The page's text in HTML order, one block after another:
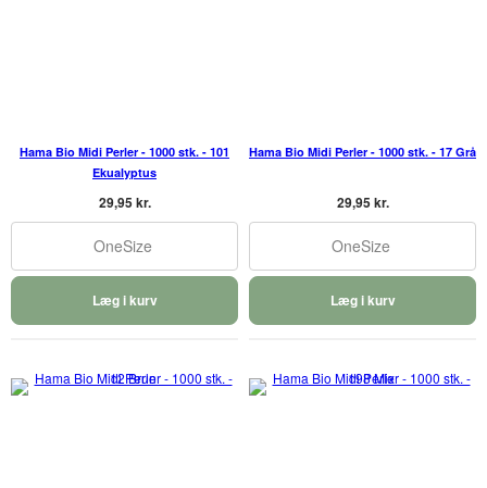
Hama Bio Midi Perler - 1000 stk. - 101
Ekualyptus
29,95 kr.
OneSize
Læg i kurv
Hama Bio Midi Perler - 1000 stk. - 17 Grå
29,95 kr.
OneSize
Læg i kurv